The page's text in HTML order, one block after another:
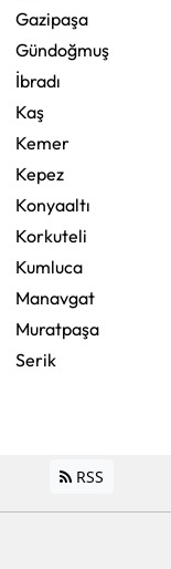
Gazipaşa
Gündoğmuş
İbradı
Kaş
Kemer
Kepez
Konyaaltı
Korkuteli
Kumluca
Manavgat
Muratpaşa
Serik
RSS